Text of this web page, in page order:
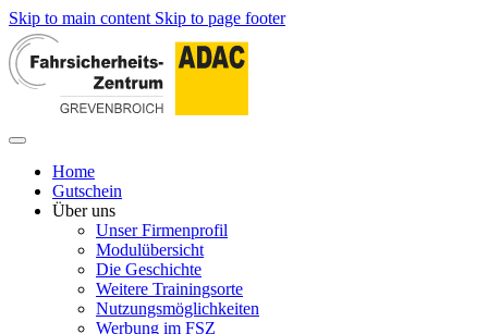
Skip to main content Skip to page footer
Home
Gutschein
Über uns
Unser Firmenprofil
Modulübersicht
Die Geschichte
Weitere Trainingsorte
Nutzungsmöglichkeiten
Werbung im FSZ